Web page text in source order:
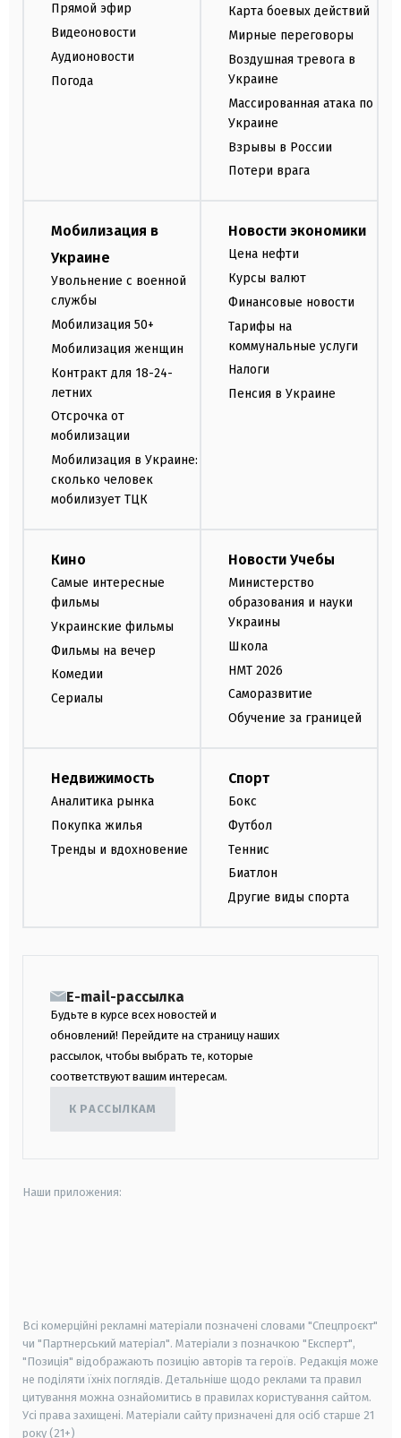
Прямой эфир
Видеоновости
Аудионовости
Погода
Карта боевых действий
Мирные переговоры
Воздушная тревога в
Украине
Массированная атака по
Украине
Взрывы в России
Потери врага
Мобилизация в
Украине
Увольнение с военной
службы
Мобилизация 50+
Мобилизация женщин
Контракт для 18-24-
летних
Отсрочка от
мобилизации
Мобилизация в Украине:
сколько человек
мобилизует ТЦК
Новости экономики
Цена нефти
Курсы валют
Финансовые новости
Тарифы на
коммунальные услуги
Налоги
Пенсия в Украине
Кино
Самые интересные
фильмы
Украинские фильмы
Фильмы на вечер
Комедии
Сериалы
Новости Учебы
Министерство
образования и науки
Украины
Школа
НМТ 2026
Саморазвитие
Обучение за границей
Недвижимость
Аналитика рынка
Покупка жилья
Тренды и вдохновение
Спорт
Бокс
Футбол
Теннис
Биатлон
Другие виды спорта
E-mail-рассылка
Будьте в курсе всех новостей и
обновлений! Перейдите на страницу наших
рассылок, чтобы выбрать те, которые
соответствуют вашим интересам.
К РАССЫЛКАМ
Наши приложения:
Всі комерційні рекламні матеріали позначені словами "Спецпроєкт"
чи "Партнерський матеріал". Матеріали з позначкою "Експерт",
"Позиція" відображають позицію авторів та героїв. Редакція може
не поділяти їхніх поглядів. Детальніше щодо реклами та правил
цитування можна ознайомитись в правилах користування сайтом.
Усі права захищені. Матеріали сайту призначені для осіб старше 21
року (21+)